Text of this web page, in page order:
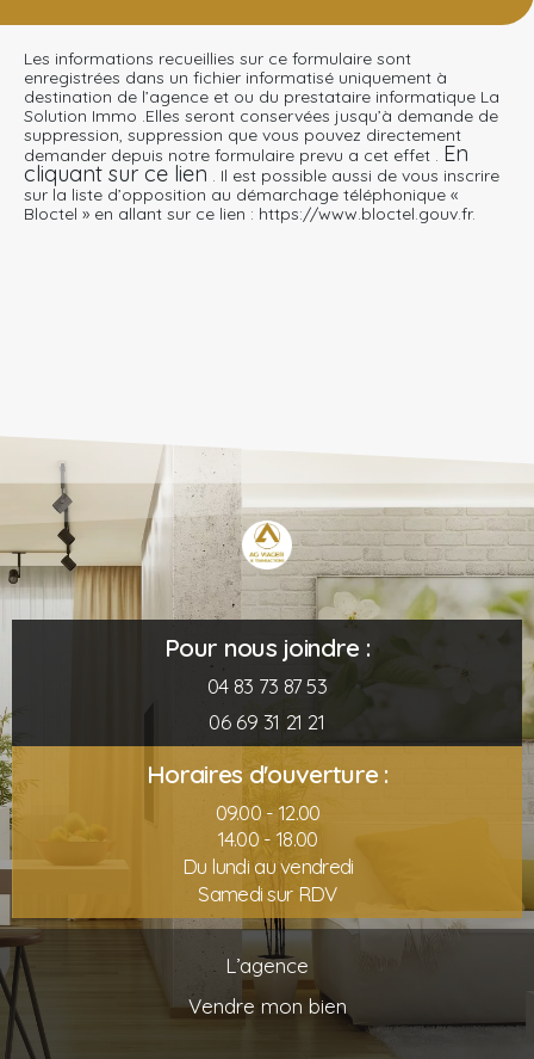
Les informations recueillies sur ce formulaire sont
enregistrées dans un fichier informatisé uniquement à
destination de l’agence et ou du prestataire informatique La
Solution Immo .Elles seront conservées jusqu’à demande de
suppression, suppression que vous pouvez directement
demander depuis notre formulaire prevu a cet effet . En
cliquant sur ce lien . Il est possible aussi de vous inscrire
sur la liste d’opposition au démarchage téléphonique «
Bloctel » en allant sur ce lien : https://www.bloctel.gouv.fr.
Pour nous joindre :
04 83 73 87 53
06 69 31 21 21
Horaires d'ouverture :
09.00 - 12.00
14.00 - 18.00
Du lundi au vendredi
Samedi sur RDV
L’agence
Vendre mon bien